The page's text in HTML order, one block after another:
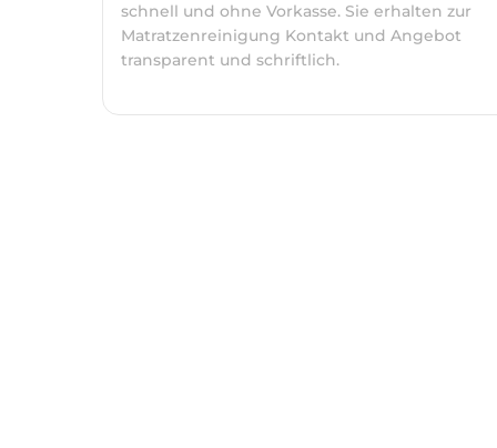
schnell und ohne Vorkasse. Sie erhalten zur
Matratzenreinigung Kontakt und Angebot
transparent und schriftlich.